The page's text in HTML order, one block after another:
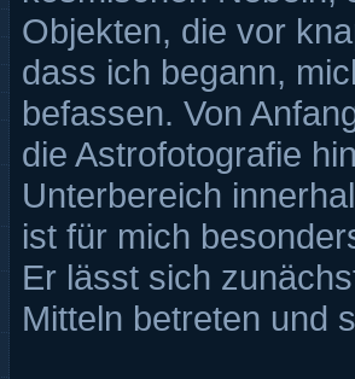
Objekten, die vor
dass ich begann,
befassen. Von
die Astrofotografie
Unterbereich
ist für mich
Er lässt sich
Mitteln betreten und